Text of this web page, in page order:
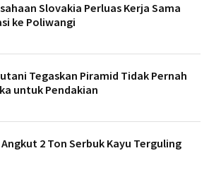
Slovakia Perluas Kerja Sama
ke Poliwangi
Tegaskan Piramid Tidak Pernah
untuk Pendakian
2 Ton Serbuk Kayu Terguling